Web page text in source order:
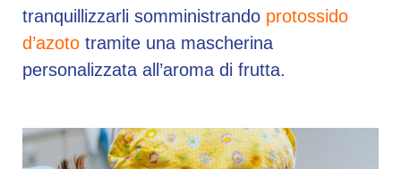
tranquillizzarli somministrando protossido
d’azoto tramite una mascherina
personalizzata all’aroma di frutta.